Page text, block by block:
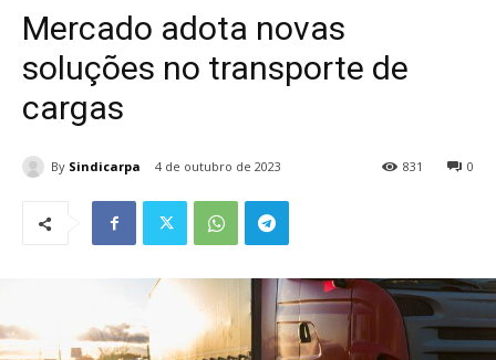
Mercado adota novas
soluções no transporte de
cargas
By Sindicarpa 4 de outubro de 2023 0
831